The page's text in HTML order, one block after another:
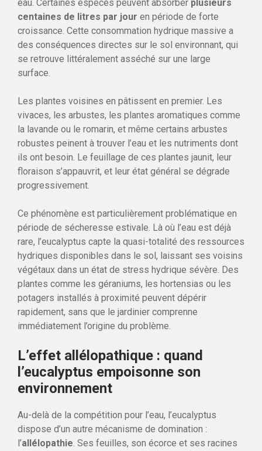
eau. Certaines espèces peuvent absorber plusieurs
centaines de litres par jour en période de forte
croissance. Cette consommation hydrique massive a
des conséquences directes sur le sol environnant, qui
se retrouve littéralement asséché sur une large
surface.
Les plantes voisines en pâtissent en premier. Les
vivaces, les arbustes, les plantes aromatiques comme
la lavande ou le romarin, et même certains arbustes
robustes peinent à trouver l’eau et les nutriments dont
ils ont besoin. Le feuillage de ces plantes jaunit, leur
floraison s’appauvrit, et leur état général se dégrade
progressivement.
Ce phénomène est particulièrement problématique en
période de sécheresse estivale. Là où l’eau est déjà
rare, l’eucalyptus capte la quasi-totalité des ressources
hydriques disponibles dans le sol, laissant ses voisins
végétaux dans un état de stress hydrique sévère. Des
plantes comme les géraniums, les hortensias ou les
potagers installés à proximité peuvent dépérir
rapidement, sans que le jardinier comprenne
immédiatement l’origine du problème.
L’effet allélopathique : quand
l’eucalyptus empoisonne son
environnement
Au-delà de la compétition pour l’eau, l’eucalyptus
dispose d’un autre mécanisme de domination :
l’allélopathie. Ses feuilles, son écorce et ses racines